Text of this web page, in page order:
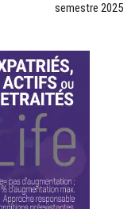
semestre 2025